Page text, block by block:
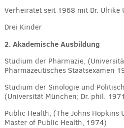
Verheiratet seit 1968 mit Dr. Ulrike
Drei Kinder
2. Akademische Ausbildung
Studium der Pharmazie,
Pharmazeutisches Staatsexamen
Studium der Sinologie und
(Universität München; Dr. phil.
Public Health, (The Johns Hopkins
Master of Public Health, 1974)